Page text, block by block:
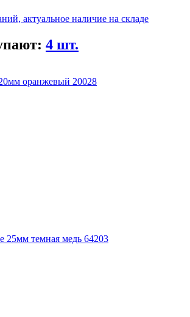
актуальное наличие на складе
4 шт.
оранжевый 20028
25мм темная медь 64203